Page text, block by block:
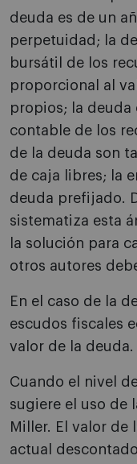
deuda es de un
perpetuidad; la
bursátil de los
proporcional al
propios; la deuda
contable de los
de la deuda son
de caja libres; la
deuda prefijado.
sistematiza esta
la solución para
otros autores
En el caso de la
escudos fiscales
valor de la deuda.
Cuando el nivel
sugiere el uso de
Miller. El valor de
actual